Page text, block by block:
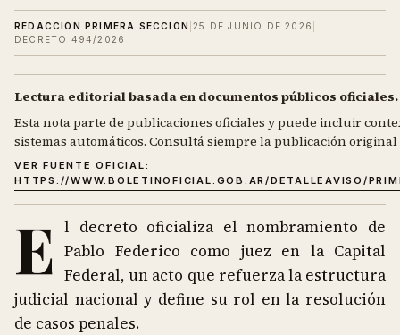
REDACCIÓN PRIMERA SECCIÓN |25 DE JUNIO DE 2026
DECRETO 494/2026
Lectura editorial basada en documentos públicos oficiales.
Esta nota parte de publicaciones oficiales y puede incluir
sistemas automáticos. Consultá siempre la publicación
VER FUENTE OFICIAL:
HTTPS://WWW.BOLETINOFICIAL.GOB.AR/DETALLEAVISO/
E l decreto oficializa el nombramiento de
Pablo Federico como juez en la Capital
Federal, un acto que refuerza la estructura
judicial nacional y define su rol en la resolución
de casos penales.